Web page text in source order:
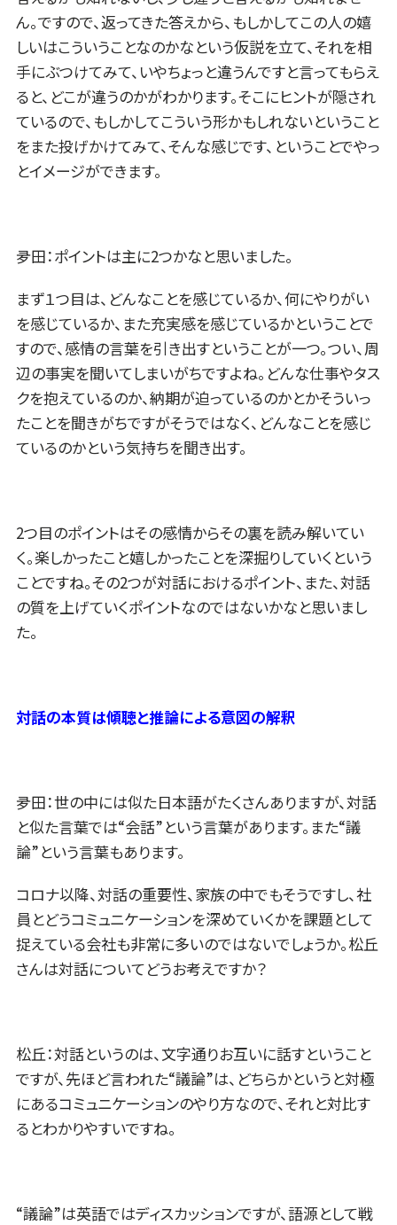
ん。ですので、返ってきた答えから、もしかしてこの人の嬉
しいはこういうことなのかなという仮説を立て、それを相
手にぶつけてみて、いやちょっと違うんですと言ってもらえ
ると、どこが違うのかがわかります。そこにヒントが隠され
ているので、もしかしてこういう形かもしれないということ
をまた投げかけてみて、そんな感じです、ということでやっ
とイメージができます。
夛田：ポイントは主に2つかなと思いました。
まず１つ目は、どんなことを感じているか、何にやりがい
を感じているか、また充実感を感じているかということで
すので、感情の言葉を引き出すということが一つ。つい、周
辺の事実を聞いてしまいがちですよね。どんな仕事やタス
クを抱えているのか、納期が迫っているのかとかそういっ
たことを聞きがちですがそうではなく、どんなことを感じ
ているのかという気持ちを聞き出す。
2つ目のポイントはその感情からその裏を読み解いてい
く。楽しかったこと嬉しかったことを深掘りしていくという
ことですね。その2つが対話におけるポイント、また、対話
の質を上げていくポイントなのではないかなと思いまし
た。
対話の本質は傾聴と推論による意図の解釈
夛田：世の中には似た日本語がたくさんありますが、対話
と似た言葉では“会話”という言葉があります。また“議
論”という言葉もあります。
コロナ以降、対話の重要性、家族の中でもそうですし、社
員とどうコミュニケーションを深めていくかを課題として
捉えている会社も非常に多いのではないでしょうか。松丘
さんは対話についてどうお考えですか？
松丘：対話というのは、文字通りお互いに話すということ
ですが、先ほど言われた“議論”は、どちらかというと対極
にあるコミュニケーションのやり方なので、それと対比す
るとわかりやすいですね。
“議論”は英語ではディスカッションですが、語源として戦